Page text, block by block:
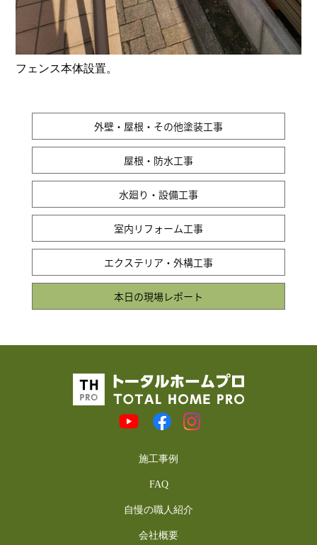
フェンス本体設置。
外壁・屋根・その他塗装工事
屋根・防水工事
水廻り・設備工事
室内リフォーム工事
エクステリア・外構工事
本日の現場レポート
施工事例
FAQ
自慢の職人紹介
会社概要